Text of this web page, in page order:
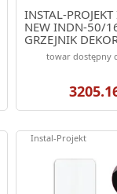
INSTAL-
NEW INDN-50/
GRZEJNIK
1606/486
(ELEGANTE)
towar dostępny
Instal-Projekt